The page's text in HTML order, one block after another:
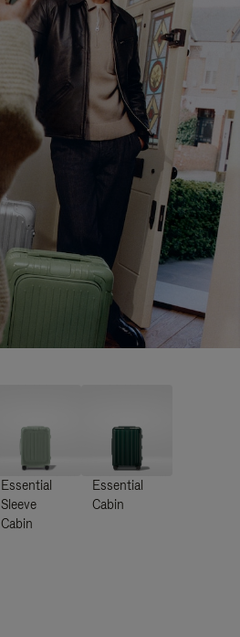
Essential
Sleeve
Cabin
Essential
Cabin